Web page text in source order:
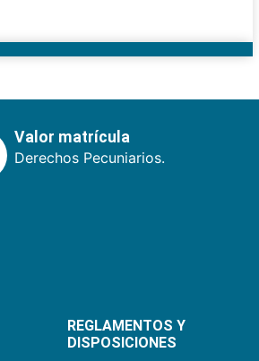
Valor matrícula
Derechos Pecuniarios.
REGLAMENTOS Y
DISPOSICIONES